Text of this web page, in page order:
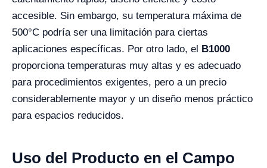
accesible. Sin embargo, su temperatura máxima de
500°C podría ser una limitación para ciertas
aplicaciones específicas. Por otro lado, el B1000
proporciona temperaturas muy altas y es adecuado
para procedimientos exigentes, pero a un precio
considerablemente mayor y un diseño menos práctico
para espacios reducidos.
Uso del Producto en el Campo